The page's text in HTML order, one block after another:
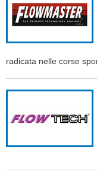
radicata nelle corse